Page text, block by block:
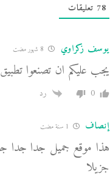
78 تعليقات
يوسف زكراوي
يجب عليكم ان تصنعوا
0 رد
إنصاف
هذا موقع جميل جدا جدا
جزيلا